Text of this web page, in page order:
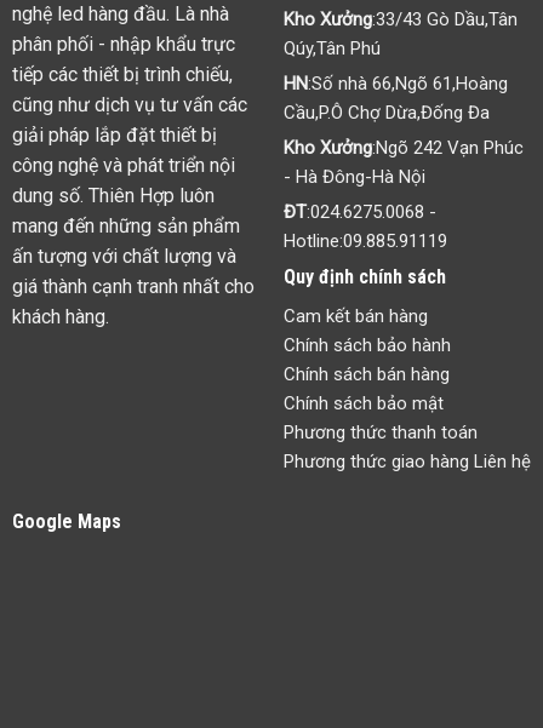
nghệ led hàng đầu. Là nhà
phân phối - nhập khẩu trực
tiếp các thiết bị trình chiếu,
cũng như dịch vụ tư vấn các
giải pháp lắp đặt thiết bị
công nghệ và phát triển nội
dung số. Thiên Hợp luôn
mang đến những sản phẩm
ấn tượng với chất lượng và
giá thành cạnh tranh nhất cho
khách hàng.
Kho Xưởng:33/43 Gò Dầu,Tân
Qúy,Tân Phú
HN:Số nhà 66,Ngõ 61,Hoàng
Cầu,P.Ô Chợ Dừa,Đống Đa
Kho Xưởng:Ngõ 242 Vạn Phúc
- Hà Đông-Hà Nội
ĐT:024.6275.0068 -
Hotline:09.885.91119
Quy định chính sách
Cam kết bán hàng
Chính sách bảo hành
Chính sách bán hàng
Chính sách bảo mật
Phương thức thanh toán
Phương thức giao hàng Liên hệ
Google Maps